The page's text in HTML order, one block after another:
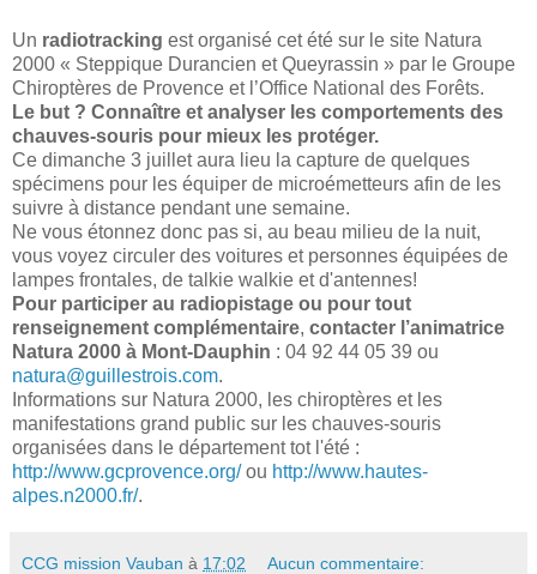
Un radiotracking est organisé cet été sur le site Natura
2000 « Steppique Durancien et Queyrassin » par le Groupe
Chiroptères de Provence et l’Office National des Forêts.
Le but ? Connaître et analyser les comportements des
chauves-souris pour mieux les protéger.
Ce dimanche 3 juillet aura lieu la capture de quelques
spécimens pour les équiper de microémetteurs afin de les
suivre à distance pendant une semaine.
Ne vous étonnez donc pas si, au beau milieu de la nuit,
vous voyez circuler des voitures et personnes équipées de
lampes frontales, de talkie walkie et d'antennes!
Pour participer au radiopistage ou pour tout
renseignement complémentaire, contacter l’animatrice
Natura 2000 à Mont-Dauphin : 04 92 44 05 39 ou
natura@guillestrois.com.
Informations sur Natura 2000, les chiroptères et les
manifestations grand public sur les chauves-souris
organisées dans le département tot l'été :
http://www.gcprovence.org/ou http://www.hautes-
alpes.n2000.fr/.
CCG mission Vauban à 17:02 Aucun commentaire: